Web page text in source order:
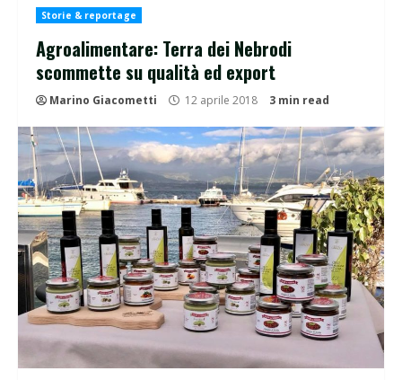
Storie & reportage
Agroalimentare: Terra dei Nebrodi
scommette su qualità ed export
Marino Giacometti 12 aprile 2018 3 min read